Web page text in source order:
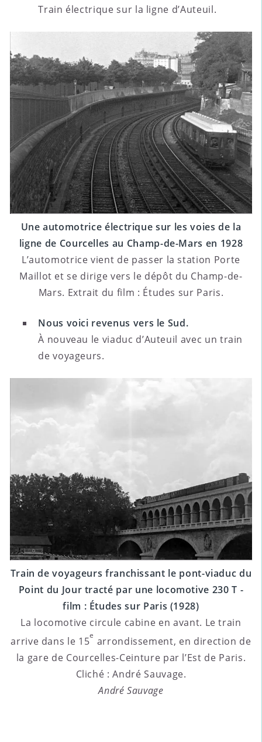
Train électrique sur la ligne d’Auteuil.
Une automotrice électrique sur les voies de la
ligne de Courcelles au Champ-de-Mars en 1928
L’automotrice vient de passer la station Porte
Maillot et se dirige vers le dépôt du Champ-de-
Mars. Extrait du film : Études sur Paris.
Nous voici revenus vers le Sud.
À nouveau le viaduc d’Auteuil avec un train
de voyageurs.
Train de voyageurs franchissant le pont-viaduc du
Point du Jour tracté par une locomotive 230 T -
film : Études sur Paris (1928)
La locomotive circule cabine en avant. Le train
arrive dans le 15
e
arrondissement, en direction de
la gare de Courcelles-Ceinture par l’Est de Paris.
Cliché : André Sauvage.
André Sauvage